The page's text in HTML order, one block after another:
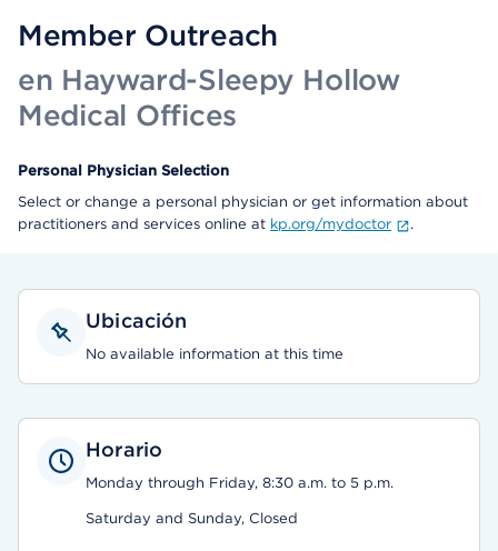
Member Outreach
en Hayward-Sleepy Hollow
Medical Offices
Personal Physician Selection
Select or change a personal physician or get information about
practitioners and services online at kp.org/mydoctor .
Ubicación
No available information at this time
Horario
Monday through Friday, 8:30 a.m. to 5 p.m.
Saturday and Sunday, Closed